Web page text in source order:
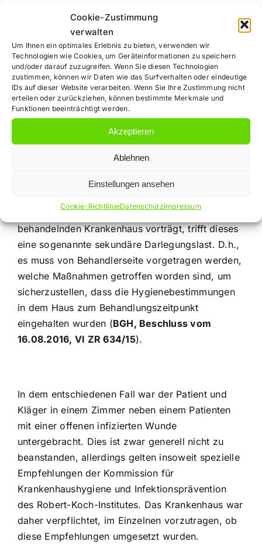
Cookie-Zustimmung
verwalten
Um Ihnen ein optimales Erlebnis zu bieten, verwenden wir
Technologien wie Cookies, um Geräteinformationen zu speichern
und/oder darauf zuzugreifen. Wenn Sie diesen Technologien
zustimmen, können wir Daten wie das Surfverhalten oder eindeutige
IDs auf dieser Website verarbeiten. Wenn Sie Ihre Zustimmung nicht
erteilen oder zurückziehen, können bestimmte Merkmale und
Funktionen beeinträchtigt werden.
Akzeptieren
Ablehnen
Einstellungen ansehen
Cookie-RichtlinieDatenschutzImpressum
Ihr Rechtsanwalt
für
informiert
zu einem Verstoß gegen Hygienepflichten in dem
behandelnden Krankenhaus vorträgt, trifft dieses
eine sogenannte sekundäre Darlegungslast. D.h.,
es muss von Behandlerseite vorgetragen werden,
welche Maßnahmen getroffen worden sind, um
sicherzustellen, dass die Hygienebestimmungen
in dem Haus zum Behandlungszeitpunkt
eingehalten wurden (BGH, Beschluss vom
16.08.2016, VI ZR 634/15).
In dem entschiedenen Fall war der Patient und
Kläger in einem Zimmer neben einem Patienten
mit einer offenen infizierten Wunde
untergebracht. Dies ist zwar generell nicht zu
beanstanden, allerdings gelten insoweit spezielle
Empfehlungen der Kommission für
Krankenhaushygiene und Infektionsprävention
des Robert-Koch-Institutes. Das Krankenhaus war
daher verpflichtet, im Einzelnen vorzutragen, ob
diese Empfehlungen umgesetzt wurden.